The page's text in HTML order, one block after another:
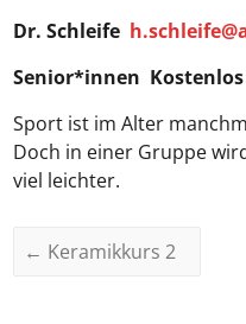
Dr. Schleife
Senior*innen Kostenlos
Sport ist im Alter
Doch in einer Gruppe
viel leichter.
← Keramikkurs 2